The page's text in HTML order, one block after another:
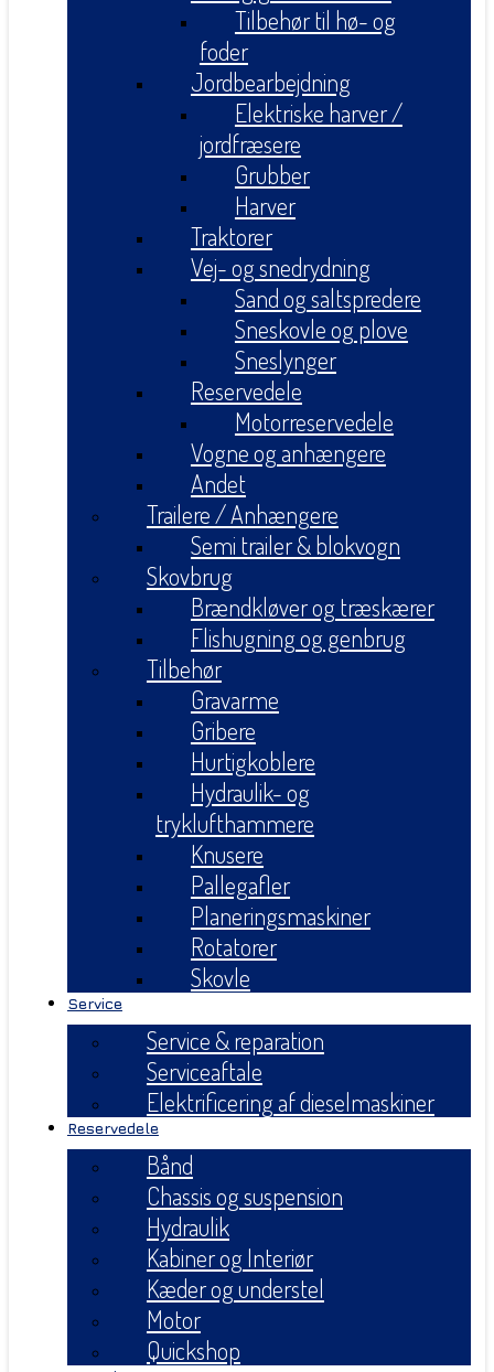
Tilbehør til hø- og
foder
Jordbearbejdning
Elektriske harver /
jordfræsere
Grubber
Harver
Traktorer
Vej- og snedrydning
Sand og saltspredere
Sneskovle og plove
Sneslynger
Reservedele
Motorreservedele
Vogne og anhængere
Andet
Trailere / Anhængere
Semi trailer & blokvogn
Skovbrug
Brændkløver og træskærer
Flishugning og genbrug
Tilbehør
Gravarme
Gribere
Hurtigkoblere
Hydraulik- og
tryklufthammere
Knusere
Pallegafler
Planeringsmaskiner
Rotatorer
Skovle
Service
Service & reparation
Serviceaftale
Elektrificering af dieselmaskiner
Reservedele
Bånd
Chassis og suspension
Hydraulik
Kabiner og Interiør
Kæder og understel
Motor
Quickshop